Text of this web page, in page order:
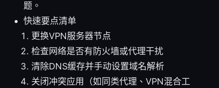
题。
快速要点清单
更换VPN服务器节点
检查网络是否有防火墙或代理干扰
清除DNS缓存并手动设置域名解析
关闭冲突应用（如同类代理、VPN混合工